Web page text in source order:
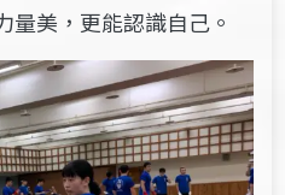
量美，更能認識自己。